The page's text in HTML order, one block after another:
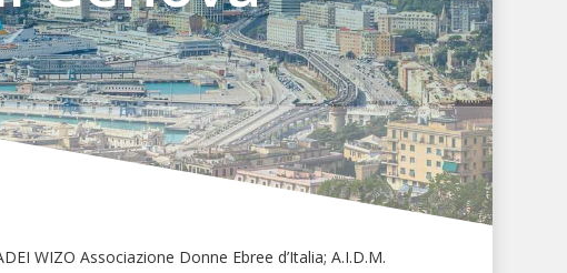
WIZO Associazione Donne Ebree d’Italia; A.I.D.M.